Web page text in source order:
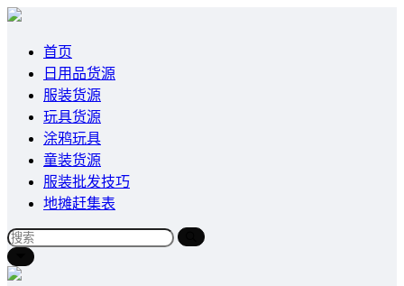
首页
日用品货源
服装货源
玩具货源
涂鸦玩具
童装货源
服装批发技巧
地摊赶集表